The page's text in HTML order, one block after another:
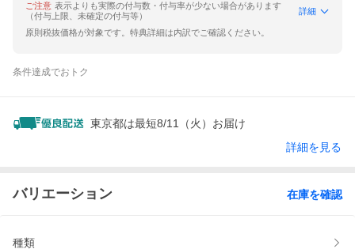
ご注意 表示よりも実際の付与数・付与率が少ない場合があります
（付与上限、未確定の付与等）
詳細
原則税抜価格が対象です。特典詳細は内訳でご確認ください。
条件達成でおトク
東京都は最短8/11（火）お届け
詳細を見る
バリエーション 在庫を確認
種類